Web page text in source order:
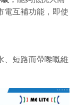
電互補功能，即使
、短路而帶嚟嘅維